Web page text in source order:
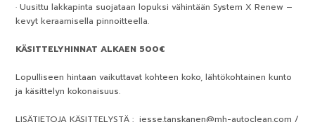
· Uusittu lakkapinta suojataan lopuksi vähintään System X Renew –
kevyt keraamisella pinnoitteella.
KÄSITTELYHINNAT ALKAEN 500€
Lopulliseen hintaan vaikuttavat kohteen koko, lähtökohtainen kunto
ja käsittelyn kokonaisuus.
LISÄTIETOJA KÄSITTELYSTÄ : jesse.tanskanen@mh-autoclean.com /